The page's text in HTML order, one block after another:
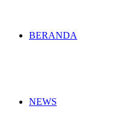
BERANDA
NEWS